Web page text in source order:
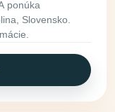
ponúka
Slovensko.